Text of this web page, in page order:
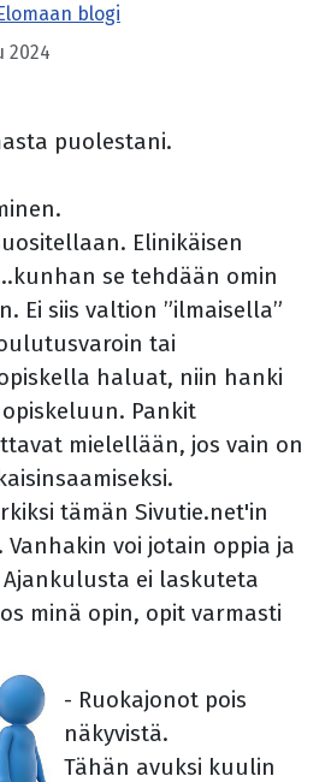
blogi
2024
puolestani.
Elinikäisen
se tehdään omin
Ei siis valtion ”ilmaisella”
tai
haluat, niin hanki
Pankit
mielellään, jos vain on
tämän Sivutie.net'in
Vanhakin voi jotain oppia ja
ei laskuteta
minä opin, opit varmasti
- Ruokajonot pois
näkyvistä.
Tähän avuksi kuulin